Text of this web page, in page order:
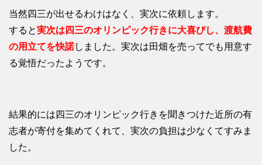
当然四三が出せるわけはなく、実次に依頼します。
すると実次は四三のオリンピック行きに大喜びし、渡航費
の用立てを快諾しました。実次は田畑を売ってでも用意す
る覚悟だったようです。
結果的には四三のオリンピック行きを聞きつけた近所の有
志者が寄付を集めてくれて、実次の負担は少なくてすみま
した。